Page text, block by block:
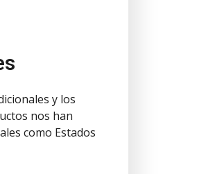
y los
nos han
como Estados